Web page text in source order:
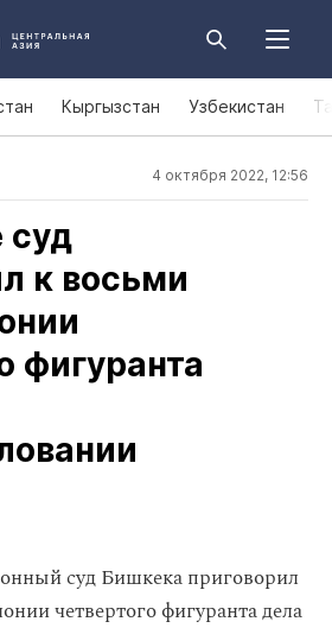
Кыргызстан Узбекистан
4 октября 2022, 12:56
суд
к восьми
фигуранта
суд Бишкека приговорил
четвертого фигуранта дела